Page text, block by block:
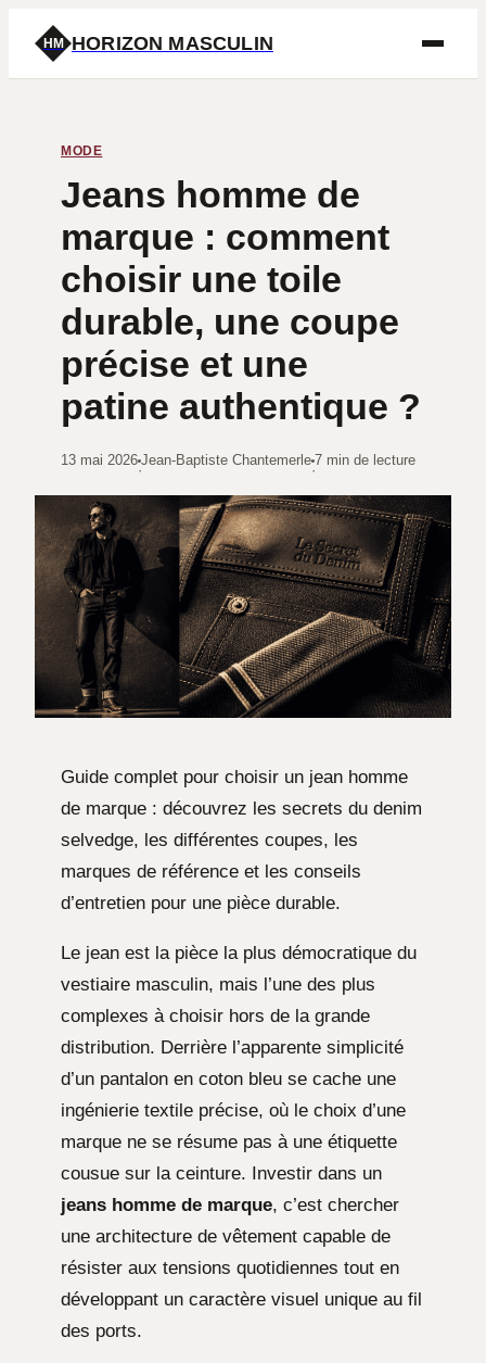
HM HORIZON MASCULIN
MODE
Jeans homme de
marque : comment
choisir une toile
durable, une coupe
précise et une
patine authentique ?
13 mai 2026
·
Jean-Baptiste Chantemerle
·
7 min de lecture
Guide complet pour choisir un jean homme
de marque : découvrez les secrets du denim
selvedge, les différentes coupes, les
marques de référence et les conseils
d’entretien pour une pièce durable.
Le jean est la pièce la plus démocratique du
vestiaire masculin, mais l’une des plus
complexes à choisir hors de la grande
distribution. Derrière l’apparente simplicité
d’un pantalon en coton bleu se cache une
ingénierie textile précise, où le choix d’une
marque ne se résume pas à une étiquette
cousue sur la ceinture. Investir dans un
jeans homme de marque, c’est chercher
une architecture de vêtement capable de
résister aux tensions quotidiennes tout en
développant un caractère visuel unique au fil
des ports.